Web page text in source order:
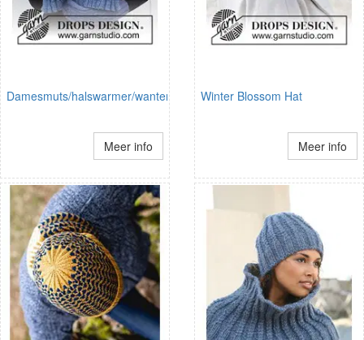
Damesmuts/halswarmer/wanten
Meer info
Winter Blossom Hat
Meer info